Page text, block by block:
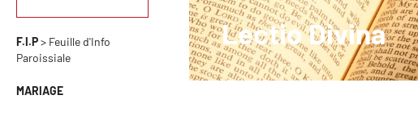
F.I.P> Feuille d'Info
Paroissiale
MARIAGE
Lectio Divina